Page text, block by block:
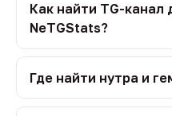
Как найти TG-канал
NeTGStats?
Где найти нутра и